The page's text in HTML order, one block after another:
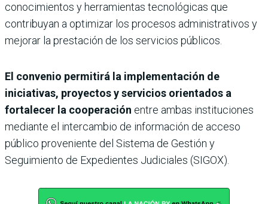
conocimientos y herramientas tecnológicas que
contribuyan a optimizar los procesos administrativos y
mejorar la prestación de los servicios públicos.
El convenio permitirá la implementación de
iniciativas, proyectos y servicios orientados a
fortalecer la cooperación entre ambas instituciones
mediante el intercambio de información de acceso
público proveniente del Sistema de Gestión y
Seguimiento de Expedientes Judiciales (SIGOX).